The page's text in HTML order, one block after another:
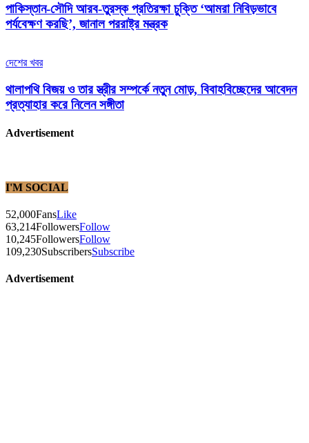
পাকিস্তান-সৌদি আরব-তুরস্ক প্রতিরক্ষা চুক্তি ‘আমরা নিবিড়ভাবে
পর্যবেক্ষণ করছি’, জানাল পররাষ্ট্র মন্ত্রক
দেশের খবর
থালাপথি বিজয় ও তার স্ত্রীর সম্পর্কে নতুন মোড়, বিবাহবিচ্ছেদের আবেদন
প্রত্যাহার করে নিলেন সঙ্গীতা
Advertisement
I'M SOCIAL
52,000FansLike
63,214FollowersFollow
10,245FollowersFollow
109,230SubscribersSubscribe
Advertisement